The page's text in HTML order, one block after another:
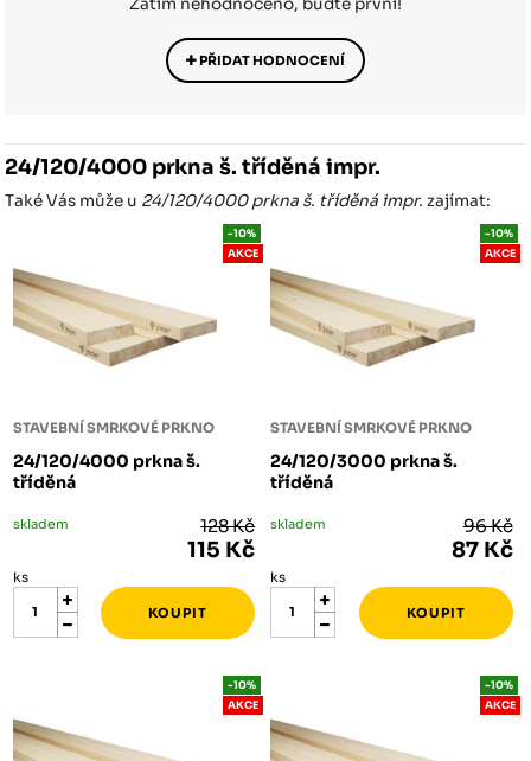
Zatím nehodnoceno, buďte první!
PŘIDAT HODNOCENÍ
24/120/4000 prkna š. tříděná impr.
Také Vás může u 24/120/4000 prkna š. tříděná impr. zajímat:
STAVEBNÍ SMRKOVÉ PRKNO
24/120/4000 prkna š.
tříděná
-10%
AKCE
skladem 128 Kč
115 Kč
ks
STAVEBNÍ SMRKOVÉ PRKNO
24/120/3000 prkna š.
tříděná
-10%
AKCE
skladem 96 Kč
87 Kč
ks
-10%
AKCE
-10%
AKCE